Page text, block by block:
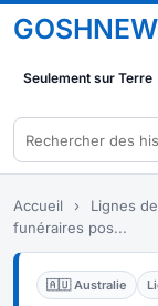
Seulement sur Terre
Accueil › Lignes
funéraires pos...
🇦🇺 Australie